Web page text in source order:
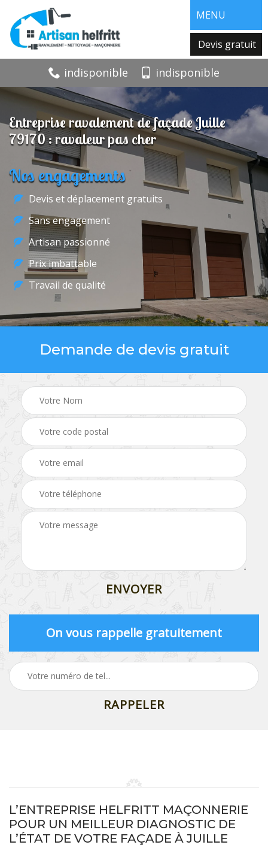
MENU
Devis gratuit
indisponible indisponible
Entreprise ravalement de façade Juille
79170 : ravaleur pas cher
Nos engagements
Devis et déplacement gratuits
Sans engagement
Artisan passionné
Prix imbattable
Travail de qualité
Demande de devis gratuit
On vous rappelle gratuitement
L’ENTREPRISE HELFRITT MAÇONNERIE
POUR UN MEILLEUR DIAGNOSTIC DE
L’ÉTAT DE VOTRE FAÇADE À JUILLE